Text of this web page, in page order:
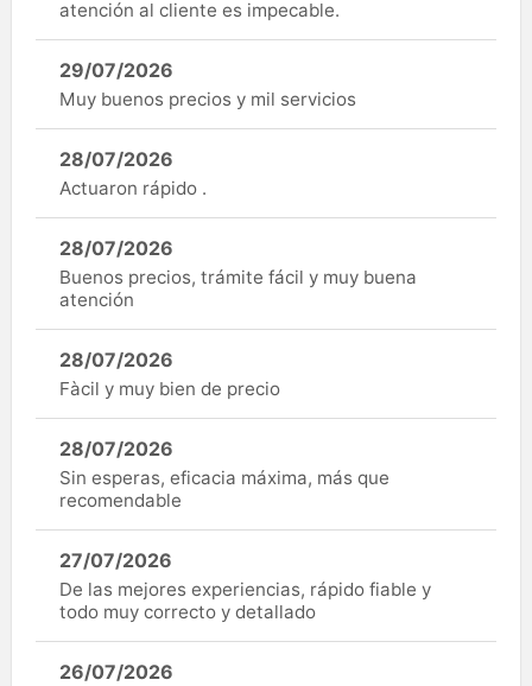
atención al cliente es impecable.
29/07/2026
Muy buenos precios y mil servicios
28/07/2026
Actuaron rápido .
28/07/2026
Buenos precios, trámite fácil y muy buena
atención
28/07/2026
Fàcil y muy bien de precio
28/07/2026
Sin esperas, eficacia máxima, más que
recomendable
27/07/2026
De las mejores experiencias, rápido fiable y
todo muy correcto y detallado
26/07/2026